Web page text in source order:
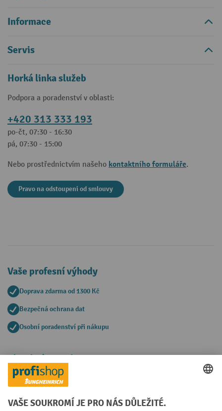
Informace
Servis
Horká linka služeb
Podpora a poradenství v oblasti:
+420 313 333 193
po-čt, 07:30 - 16:30
pá, 07:30 - 15:00
Nebo prostřednictvím našeho kontaktního formuláře.
Pravo na odstoupeni od smlouvy
Vaše profesní výhody
Doprava zdarma od 1300 Kč
Bezpečná ochrana dat
Osobní poradenství při nákupu
Platební metody
Faktura